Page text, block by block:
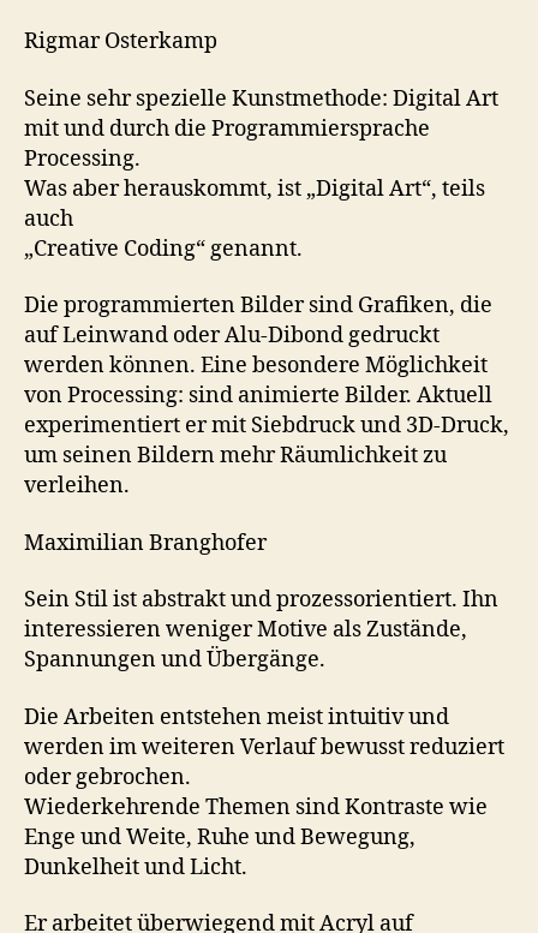
Rigmar Osterkamp
Seine sehr spezielle Kunstmethode: Digital Art
mit und durch die Programmiersprache
Processing.
Was aber herauskommt, ist „Digital Art“, teils
auch
„Creative Coding“ genannt.
Die programmierten Bilder sind Grafiken, die
auf Leinwand oder Alu-Dibond gedruckt
werden können. Eine besondere Möglichkeit
von Processing: sind animierte Bilder. Aktuell
experimentiert er mit Siebdruck und 3D-Druck,
um seinen Bildern mehr Räumlichkeit zu
verleihen.
Maximilian Branghofer
Sein Stil ist abstrakt und prozessorientiert. Ihn
interessieren weniger Motive als Zustände,
Spannungen und Übergänge.
Die Arbeiten entstehen meist intuitiv und
werden im weiteren Verlauf bewusst reduziert
oder gebrochen.
Wiederkehrende Themen sind Kontraste wie
Enge und Weite, Ruhe und Bewegung,
Dunkelheit und Licht.
Er arbeitet überwiegend mit Acryl auf